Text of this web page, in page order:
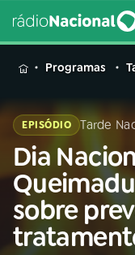
MENU
Buscar
na
Rádio
Nacional
Programas
EPISÓDIO Tarde
Dia
sobre